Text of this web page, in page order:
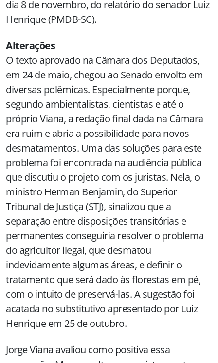
dia 8 de novembro, do relatório do senador Luiz
Henrique (PMDB-SC).
Alterações
O texto aprovado na Câmara dos Deputados,
em 24 de maio, chegou ao Senado envolto em
diversas polêmicas. Especialmente porque,
segundo ambientalistas, cientistas e até o
próprio Viana, a redação final dada na Câmara
era ruim e abria a possibilidade para novos
desmatamentos. Uma das soluções para este
problema foi encontrada na audiência pública
que discutiu o projeto com os juristas. Nela, o
ministro Herman Benjamin, do Superior
Tribunal de Justiça (STJ), sinalizou que a
separação entre disposições transitórias e
permanentes conseguiria resolver o problema
do agricultor ilegal, que desmatou
indevidamente algumas áreas, e definir o
tratamento que será dado às florestas em pé,
com o intuito de preservá-las. A sugestão foi
acatada no substitutivo apresentado por Luiz
Henrique em 25 de outubro.
Jorge Viana avaliou como positiva essa